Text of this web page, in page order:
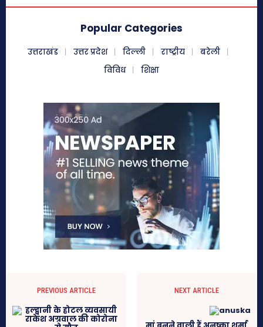
Popular Categories
उत्तराखंड उत्तर प्रदेश दिल्ली राष्ट्रीय
बरेली
विविध
शिक्षा
PREVIOUS ARTICLE NEXT ARTICLE